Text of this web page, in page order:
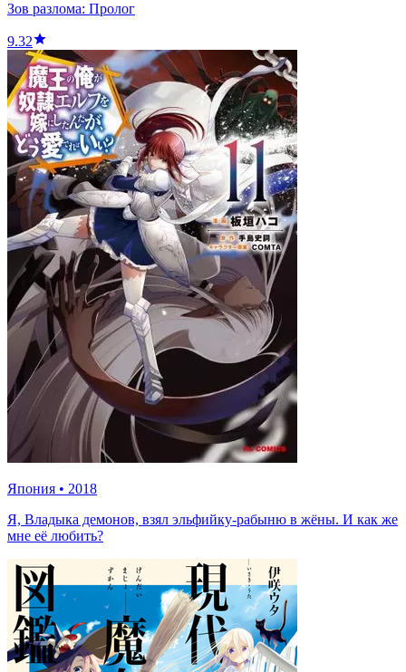
Зов разлома: Пролог
9.32
Япония • 2018
Я, Владыка демонов, взял эльфийку-рабыню в жёны. И как же
мне её любить?